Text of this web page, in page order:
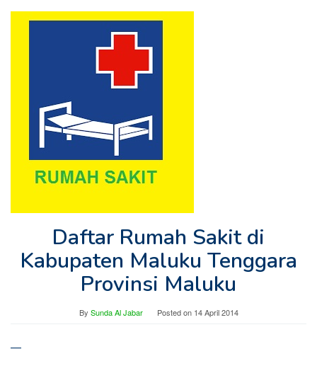
Daftar Rumah Sakit di
Kabupaten Maluku Tenggara
Provinsi Maluku
By Sunda Al Jabar Posted on 14 April 2014
—